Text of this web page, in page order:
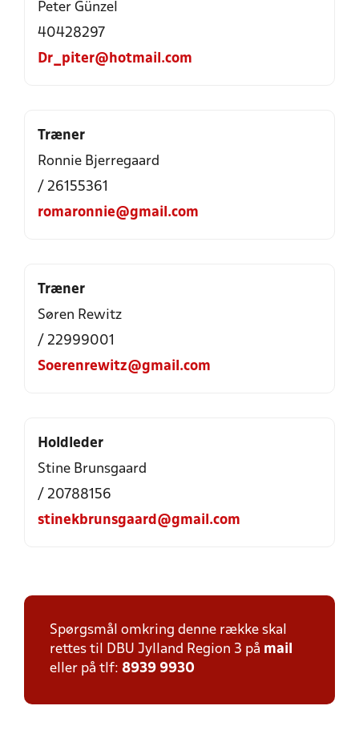
Peter Günzel
40428297
Dr_piter@hotmail.com
Træner
Ronnie Bjerregaard
/ 26155361
romaronnie@gmail.com
Træner
Søren Rewitz
/ 22999001
Soerenrewitz@gmail.com
Holdleder
Stine Brunsgaard
/ 20788156
stinekbrunsgaard@gmail.com
Spørgsmål omkring denne række skal
rettes til DBU Jylland Region 3 på mail
eller på tlf: 8939 9930